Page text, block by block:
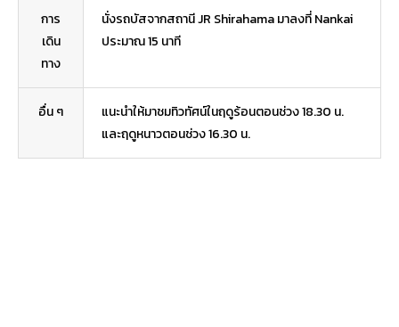
การ
เดิน
ทาง
นั่งรถบัสจากสถานี JR Shirahama มาลงที่ Nankai
ประมาณ 15 นาที
อื่น ๆ
แนะนำให้มาชมทิวทัศน์ในฤดูร้อนตอนช่วง 18.30 น.
และฤดูหนาวตอนช่วง 16.30 น.